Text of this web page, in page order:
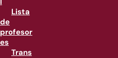
Lista
de
profesor
es
Trans